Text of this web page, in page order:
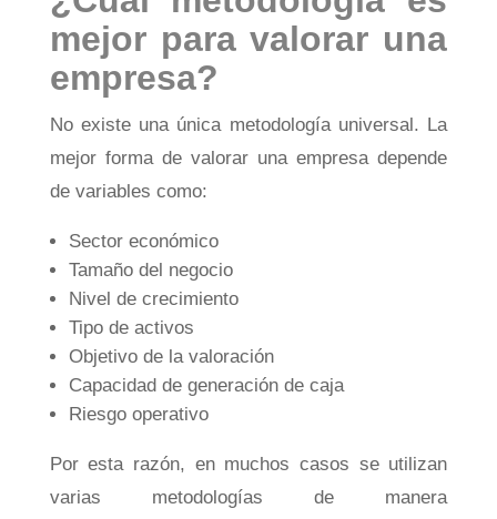
mejor para valorar una
empresa?
No existe una única metodología universal. La
mejor forma de valorar una empresa depende
de variables como:
Sector económico
Tamaño del negocio
Nivel de crecimiento
Tipo de activos
Objetivo de la valoración
Capacidad de generación de caja
Riesgo operativo
Por esta razón, en muchos casos se utilizan
varias metodologías de manera